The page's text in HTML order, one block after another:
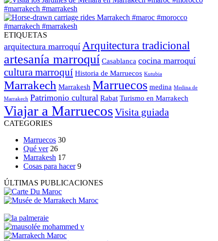
ETIQUETAS
arquitectura marroquí Arquitectura tradicional
artesanía marroquí Casablanca cocina marroquí
cultura marroquí Historia de Marruecos Kutubia
Marrakech Marrakesh Marruecos medina Medina de
Marrakech Patrimonio cultural Rabat Turismo en Marrakech
Viajar a MarruecosVisita guiada
CATEGORIES
Marruecos 30
Qué ver 26
Marrakesh 17
Cosas para hacer 9
ÚLTIMAS PUBLICACIONES